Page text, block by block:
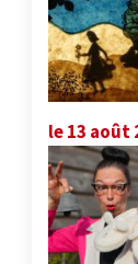
le 13 août